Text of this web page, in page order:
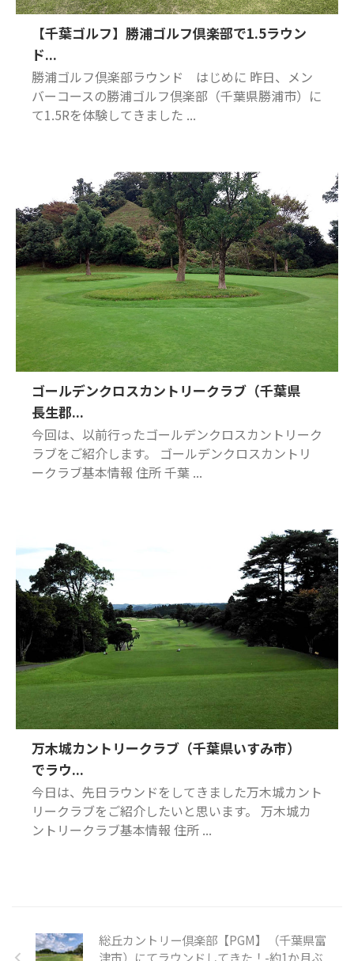
【千葉ゴルフ】勝浦ゴルフ倶楽部で1.5ラウン
ド...
勝浦ゴルフ倶楽部ラウンド はじめに 昨日、メン
バーコースの勝浦ゴルフ倶楽部（千葉県勝浦市）に
て1.5Rを体験してきました ...
ゴールデンクロスカントリークラブ（千葉県
長生郡...
今回は、以前行ったゴールデンクロスカントリーク
ラブをご紹介します。 ゴールデンクロスカントリ
ークラブ基本情報 住所 千葉 ...
万木城カントリークラブ（千葉県いすみ市）
でラウ...
今日は、先日ラウンドをしてきました万木城カント
リークラブをご紹介したいと思います。 万木城カ
ントリークラブ基本情報 住所 ...
総丘カントリー倶楽部【PGM】（千葉県富
津市）にてラウンドしてきた！-約1か月ぶ